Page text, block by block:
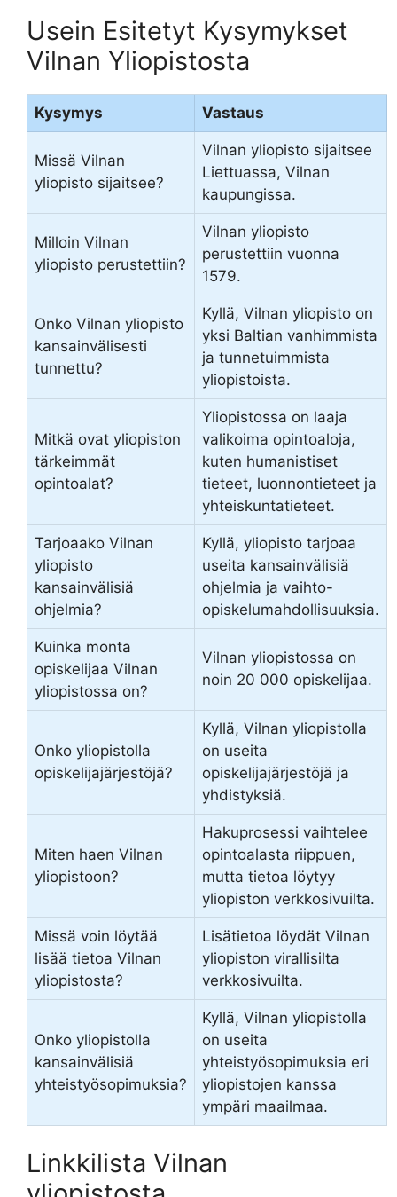
Usein Esitetyt Kysymykset
Vilnan Yliopistosta
Kysymys Vastaus
Missä Vilnan
yliopisto sijaitsee?
Vilnan yliopisto sijaitsee
Liettuassa, Vilnan
kaupungissa.
Milloin Vilnan
yliopisto perustettiin?
Vilnan yliopisto
perustettiin vuonna
1579.
Onko Vilnan yliopisto
kansainvälisesti
tunnettu?
Kyllä, Vilnan yliopisto on
yksi Baltian vanhimmista
ja tunnetuimmista
yliopistoista.
Mitkä ovat yliopiston
tärkeimmät
opintoalat?
Yliopistossa on laaja
valikoima opintoaloja,
kuten humanistiset
tieteet, luonnontieteet ja
yhteiskuntatieteet.
Tarjoaako Vilnan
yliopisto
kansainvälisiä
ohjelmia?
Kyllä, yliopisto tarjoaa
useita kansainvälisiä
ohjelmia ja vaihto-
opiskelumahdollisuuksia.
Kuinka monta
opiskelijaa Vilnan
yliopistossa on?
Vilnan yliopistossa on
noin 20 000 opiskelijaa.
Onko yliopistolla
opiskelijajärjestöjä?
Kyllä, Vilnan yliopistolla
on useita
opiskelijajärjestöjä ja
yhdistyksiä.
Miten haen Vilnan
yliopistoon?
Hakuprosessi vaihtelee
opintoalasta riippuen,
mutta tietoa löytyy
yliopiston verkkosivuilta.
Missä voin löytää
lisää tietoa Vilnan
yliopistosta?
Lisätietoa löydät Vilnan
yliopiston virallisilta
verkkosivuilta.
Onko yliopistolla
kansainvälisiä
yhteistyösopimuksia?
Kyllä, Vilnan yliopistolla
on useita
yhteistyösopimuksia eri
yliopistojen kanssa
ympäri maailmaa.
Linkkilista Vilnan